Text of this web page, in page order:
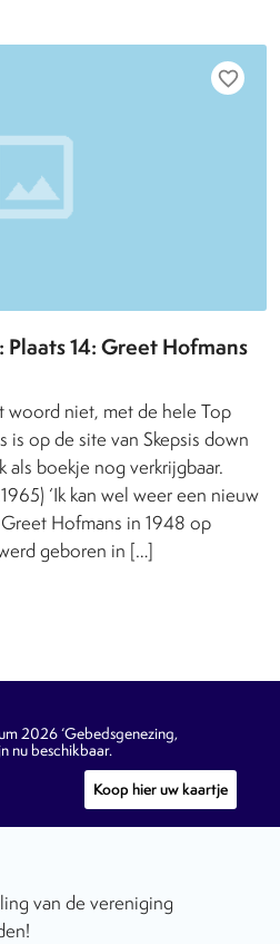
favorite_border
14: Greet Hofmans
woord niet, met de hele Top
is op de site van Skepsis down
boekje nog verkrijgbaar.
‘Ik kan wel weer een nieuw
Hofmans in 1948 op
geboren in […]
2026 ‘Gebedsgenezing,
nu beschikbaar.
Koop hier uw kaartje
van de vereniging